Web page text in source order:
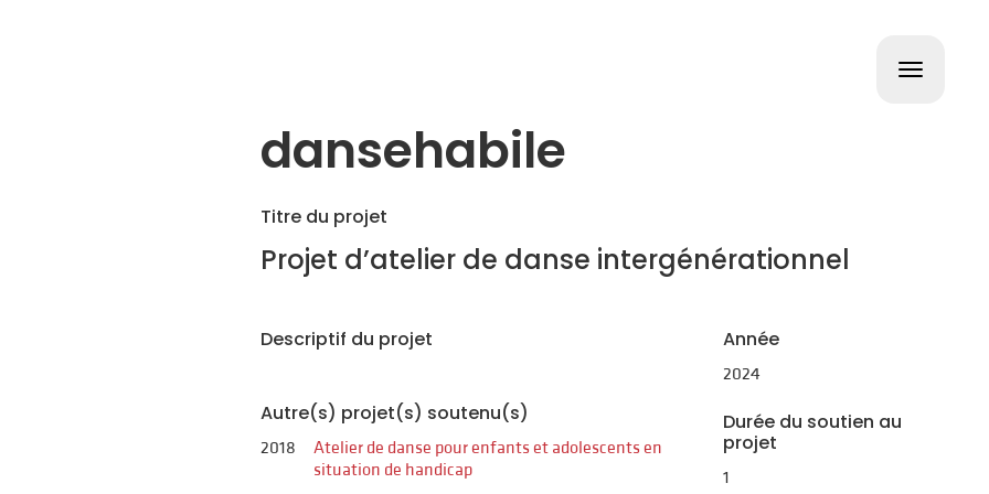
dansehabile
Titre du projet
Projet d’atelier de danse intergénérationnel
Descriptif du projet
Autre(s) projet(s) soutenu(s)
2018
Atelier de danse pour enfants et adolescents en
situation de handicap
Année
2024
Durée du soutien au
projet
1